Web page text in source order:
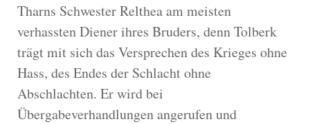
Tharns Schwester Relthea am meisten
verhassten Diener ihres Bruders, denn Tolberk
trägt mit sich das Versprechen des Krieges ohne
Hass, des Endes der Schlacht ohne
Abschlachten. Er wird bei
Übergabeverhandlungen angerufen und